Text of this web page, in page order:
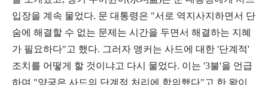
입장을 계속 물었다. 문 대통령은 "서로 역지사지하면서 단
숨에 해결할 수 없는 문제는 시간을 두면서 해결하는 지혜
가 필요하다"고 했다. 그러자 앵커는 사드에 대한 '단계적'
조치를 어떻게 할 것이냐고 다시 물었다. 이는 '3불'을 언급
하며 "양국은 사드의 단계적 처리에 합의했다"고 한 왕이